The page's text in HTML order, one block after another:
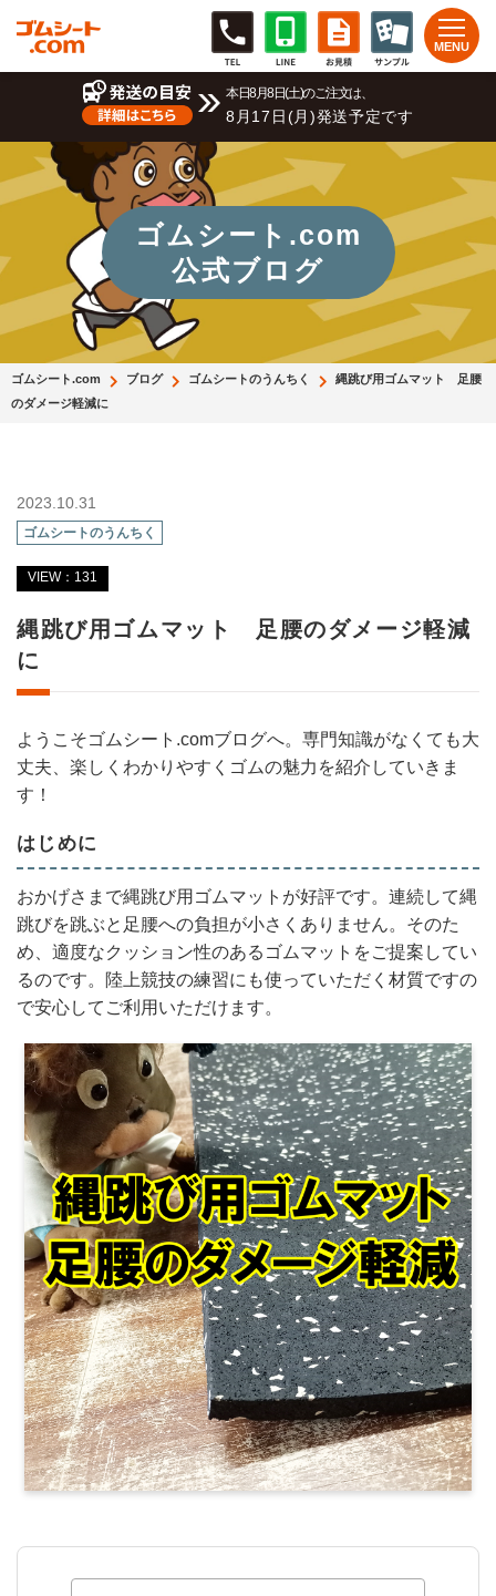
本日8月8日(土)のご注文は、
8月17日(月)発送予定です
ゴムシート.com
公式ブログ
ゴムシート.com ブログ ゴムシートのうんちく
縄跳び用ゴムマット 足腰
のダメージ軽減に
2023.10.31
ゴムシートのうんちく
VIEW：131
縄跳び用ゴムマット 足腰のダメージ軽減
に
ようこそゴムシート.comブログへ。専門知識がなくても大
丈夫、楽しくわかりやすくゴムの魅力を紹介していきま
す！
はじめに
おかげさまで縄跳び用ゴムマットが好評です。連続して縄
跳びを跳ぶと足腰への負担が小さくありません。そのた
め、適度なクッション性のあるゴムマットをご提案してい
るのです。陸上競技の練習にも使っていただく材質ですの
で安心してご利用いただけます。